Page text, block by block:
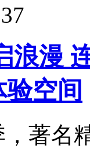
浪漫
空间
著名